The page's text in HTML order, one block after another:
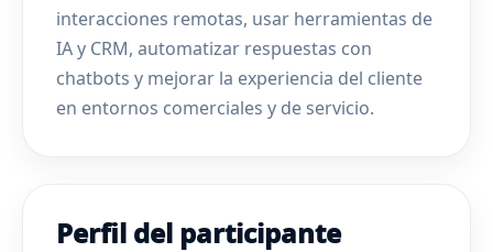
interacciones remotas, usar herramientas de
IA y CRM, automatizar respuestas con
chatbots y mejorar la experiencia del cliente
en entornos comerciales y de servicio.
Perfil del participante